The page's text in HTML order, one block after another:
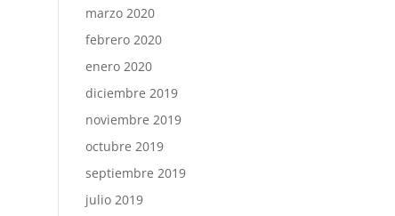
marzo 2020
febrero 2020
enero 2020
diciembre 2019
noviembre 2019
octubre 2019
septiembre 2019
julio 2019